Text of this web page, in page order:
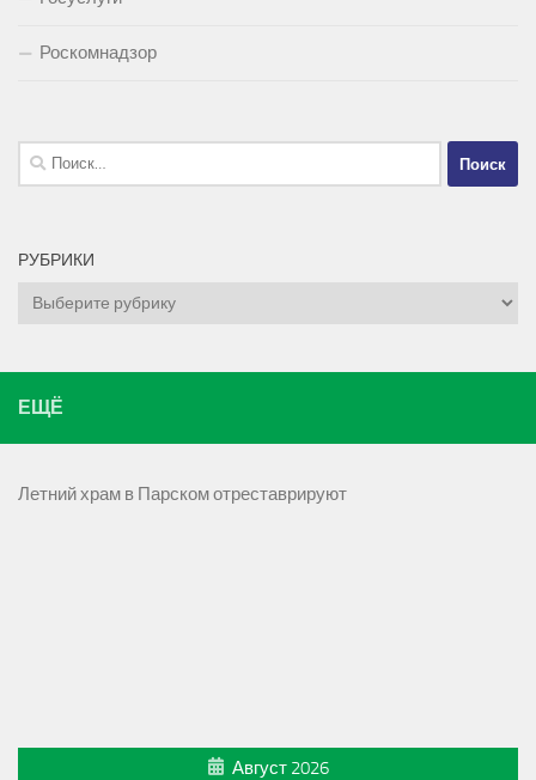
Роскомнадзор
Найти:
РУБРИКИ
Рубрики
ЕЩЁ
Летний храм в Парском отреставрируют
Август 2026